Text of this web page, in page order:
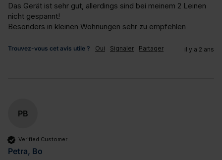
Das Gerät ist sehr gut, allerdings sind bei meinem 2 Leinen
nicht gespannt!
Besonders in kleinen Wohnungen sehr zu empfehlen
Trouvez-vous cet avis utile ? Oui Signaler Partager il y a 2 ans
PB
Verified Customer
Petra, Bo